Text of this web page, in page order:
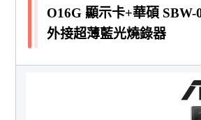
O16G 顯示卡+華碩 SBW-
外接超薄藍光燒錄器